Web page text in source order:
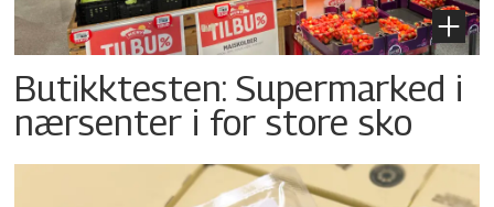
Butikktesten: Supermarked i
nærsenter i for store sko